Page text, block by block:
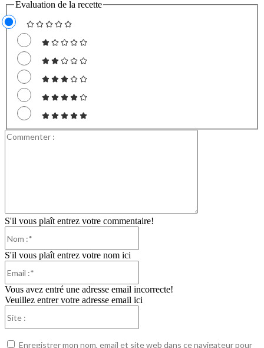
Evaluation de la recette
S'il vous plaît entrez votre commentaire!
S'il vous plaît entrez votre nom ici
Vous avez entré une adresse email incorrecte!
Veuillez entrer votre adresse email ici
Enregistrer mon nom, email et site web dans ce navigateur pour